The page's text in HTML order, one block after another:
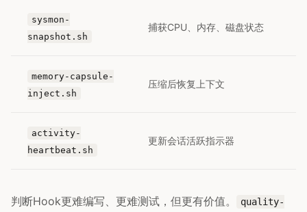
sysmon-
snapshot.sh
捕获CPU、内存、磁盘状态
memory-capsule-
inject.sh
压缩后恢复上下文
activity-
heartbeat.sh
更新会话活跃指示器
判断Hook更难编写、更难测试，但更有价值。
quality-